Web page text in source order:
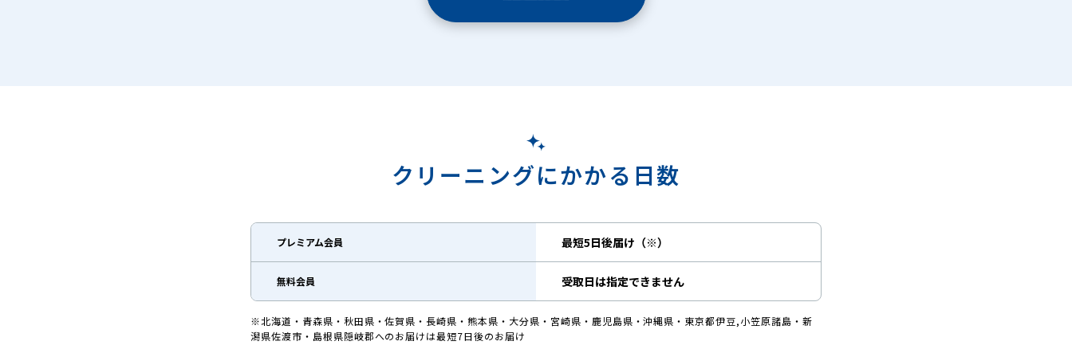
クリーニングにかかる日数
プレミアム会員 最短5日後届け（※）
無料会員 受取日は指定できません
※北海道・青森県・秋田県・佐賀県・長崎県・熊本県・大分県・宮崎県・鹿児島県・沖縄県・東京都伊豆,小笠原諸島・新
潟県佐渡市・島根県隠岐郡へのお届けは最短7日後のお届け